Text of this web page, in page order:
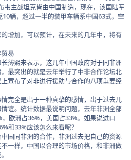
韦主战坦克皆由中国制造，现在，该国陆军
辆，超过一半的装甲车辆系中国63式，空
加，可以预计，在未来的几年中，将有
易
熙来表示，这几年中国政府对于同非洲
最突出的就是去年举行了中非合作论坛北
宣布了对非进行援助与合作的八项重要经
全是出于一种真挚的感情，出于过去几
谊。统计数据最说明问题，去年非洲全部
欧洲占36%，美国占33%。如果说进口
和33%应该怎么来看呢？
同非洲的合作，非洲过去把自己的资源
一样，中国以合理的市场价格，和非洲做